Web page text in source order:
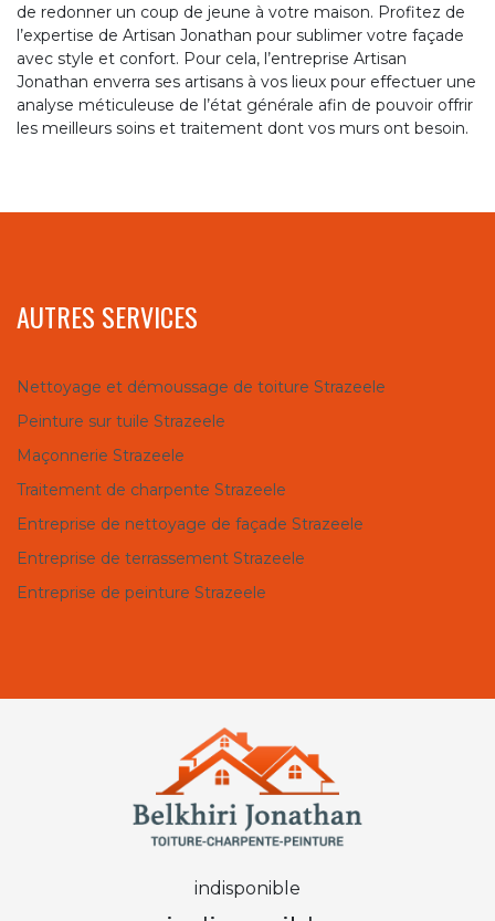
de redonner un coup de jeune à votre maison. Profitez de
l’expertise de Artisan Jonathan pour sublimer votre façade
avec style et confort. Pour cela, l’entreprise Artisan
Jonathan enverra ses artisans à vos lieux pour effectuer une
analyse méticuleuse de l’état générale afin de pouvoir offrir
les meilleurs soins et traitement dont vos murs ont besoin.
AUTRES SERVICES
Nettoyage et démoussage de toiture Strazeele
Peinture sur tuile Strazeele
Maçonnerie Strazeele
Traitement de charpente Strazeele
Entreprise de nettoyage de façade Strazeele
Entreprise de terrassement Strazeele
Entreprise de peinture Strazeele
indisponible